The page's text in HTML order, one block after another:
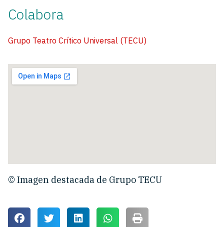
Colabora
Grupo Teatro Crítico Universal (TECU)
© Imagen destacada de Grupo TECU